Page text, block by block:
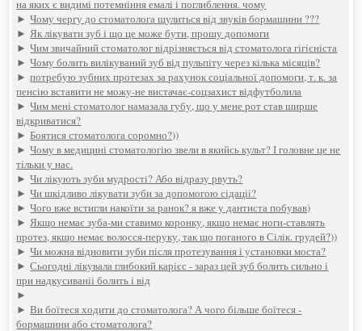
на яких є видимі потемніння емалі і поглиблення. чому
►Чому чергу до стоматолога щулиться від звуків бормашини ???
►Як лікувати зуб і що це може бути, прошу допомоги
►Чим звичайний стоматолог відрізняється від стоматолога гігієніста
►Чому болить вилікуваний зуб від пульпіту через кілька місяців?
►потребую зубних протезах за рахунок соціальної допомоги, т. к. за
пенсію вставити не можу-не вистачає-соцзахист відфутболила
►Чим мені стоматолог намазала губу, що у мене рот став ширше
відкриватися?
►Боятися стоматолога соромно?))
►Чому в медицині стоматологію звели в якийсь культ? І головне це не
тільки у нас.
►Чи лікують зуби мудрості? Або відразу рвуть?
►Чи шкідливо лікувати зуби за допомогою сідаціі?
►Чого вже встигли накоїти за ранок? я вже у дантиста побував)
►Якщо немає зуба-ми ставимо коронку, якщо немає ноги-ставлять
протез, якщо немає волосся-перуку, так що поганого в Сілік. грудей?))
►Чи можна відновити зуби після протезування і установки моста?
►Сьогодні лікувала глибокий карієс - зараз цей зуб болить сильно і
при надкусиваніі болить і від
►
►Ви боїтеся ходити до стоматолога? А чого більше боїтеся -
бормашини або стоматолога?